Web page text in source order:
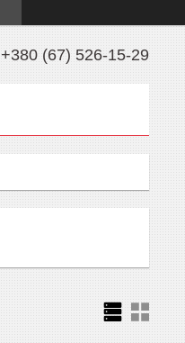
+380 (67) 526-15-29